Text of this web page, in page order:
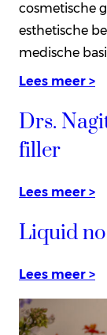
cosmetische
esthetische
medische
Lees meer >
Drs.
filler
Lees meer >
Liquid
Lees meer >